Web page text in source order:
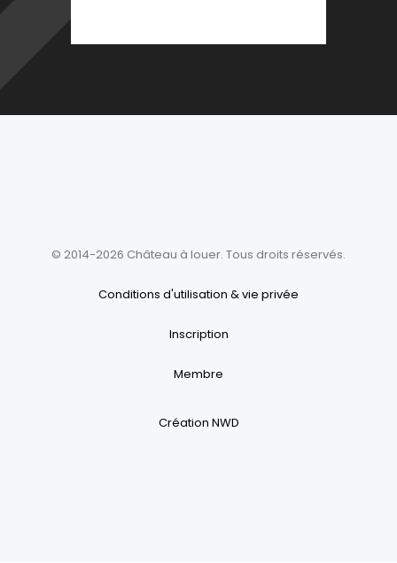
© 2014-2026 Château à louer. Tous droits réservés.
Conditions d'utilisation & vie privée
Inscription
Membre
Création NWD